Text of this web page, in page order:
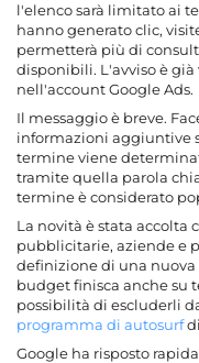
l'elenco sarà limitato ai
hanno generato clic,
permetterà più di
disponibili. L'avviso è
nell'account Google Ads.
Il messaggio è breve.
informazioni aggiuntive
termine viene
tramite quella parola
termine è considerato
La novità è stata accolta
pubblicitarie, aziende e
definizione di una
budget finisca anche su
possibilità di escluderli
programma di autosurf
Google ha risposto